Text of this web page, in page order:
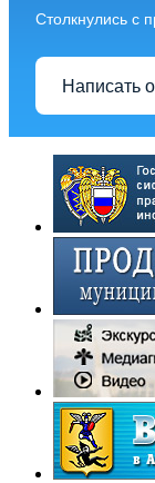
Столкнулись с
Написать